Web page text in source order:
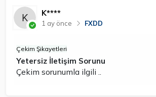
K****
1 ay önce FXDD
Çekim Şikayetleri
Yetersiz İletişim Sorunu
Çekim sorunumla ilgili ..